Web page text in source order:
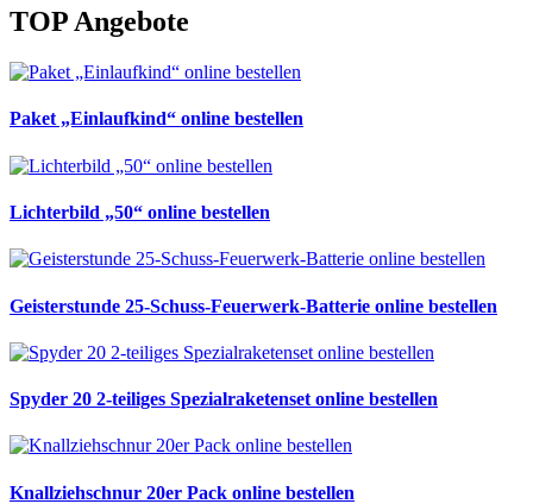
TOP Angebote
Paket „Einlaufkind“ online bestellen
Lichterbild „50“ online bestellen
Geisterstunde 25-Schuss-Feuerwerk-Batterie online bestellen
Spyder 20 2-teiliges Spezialraketenset online bestellen
Knallziehschnur 20er Pack online bestellen